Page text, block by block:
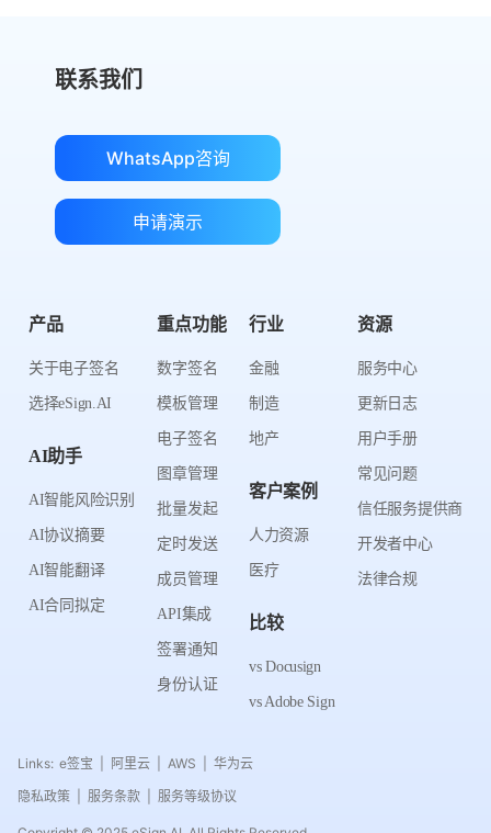
联系我们
WhatsApp咨询
申请演示
产品
关于电子签名
选择eSign.AI
AI助手
AI智能风险识别
AI协议摘要
AI智能翻译
AI合同拟定
重点功能
数字签名
模板管理
电子签名
图章管理
批量发起
定时发送
成员管理
API集成
签署通知
身份认证
行业
金融
制造
地产
客户案例
人力资源
医疗
比较
vs Docusign
vs Adobe Sign
资源
服务中心
更新日志
用户手册
常见问题
信任服务提供商
开发者中心
法律合规
Links: e签宝 阿里云 AWS
华为云
隐私政策
服务条款 服务等级协议